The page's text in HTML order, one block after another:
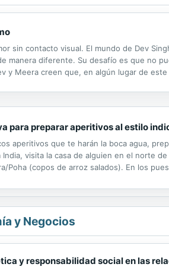
sin contacto visual. El mundo de Dev
manera diferente. Su desafío es que no
y Meera creen que, en algún lugar de
para preparar aperitivos al estilo
aperitivos que te harán la boca agua,
India, visita la casa de alguien en el norte
Poha (copos de arroz salados). En los
y Negocios
y responsabilidad social en las